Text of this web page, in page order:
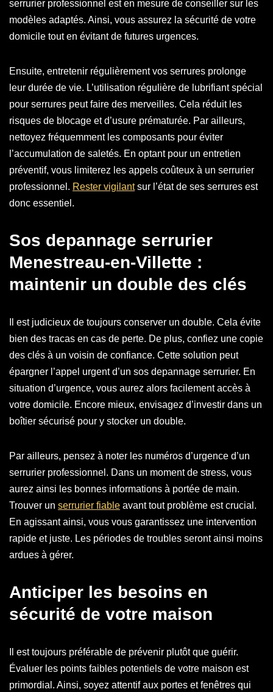
serrurier professionnel est en mesure de conseiller sur les
modèles adaptés. Ainsi, vous assurez la sécurité de votre
domicile tout en évitant de futures urgences.
Ensuite, entretenir régulièrement vos serrures prolonge
leur durée de vie. L’utilisation régulière de lubrifiant spécial
pour serrures peut faire des merveilles. Cela réduit les
risques de blocage et d’usure prématurée. Par ailleurs,
nettoyez fréquemment les composants pour éviter
l’accumulation de saletés. En optant pour un entretien
préventif, vous limiterez les appels coûteux à un serrurier
professionnel. Rester vigilantsur l’état de ses serrures est
donc essentiel.
Sos depannage serrurier
Menestreau-en-Villette :
maintenir un double des clés
Il est judicieux de toujours conserver un double. Cela évite
bien des tracas en cas de perte. De plus, confiez une copie
des clés à un voisin de confiance. Cette solution peut
épargner l’appel urgent d’un sos depannage serrurier. En
situation d’urgence, vous aurez alors facilement accès à
votre domicile. Encore mieux, envisagez d’investir dans un
boîtier sécurisé pour y stocker un double.
Par ailleurs, pensez à noter les numéros d’urgence d’un
serrurier professionnel. Dans un moment de stress, vous
aurez ainsi les bonnes informations à portée de main.
Trouver un serrurier fiable avant tout problème est crucial.
En agissant ainsi, vous vous garantissez une intervention
rapide et juste. Les périodes de troubles seront ainsi moins
ardues à gérer.
Anticiper les besoins en
sécurité de votre maison
Il est toujours préférable de prévenir plutôt que guérir.
Évaluer les points faibles potentiels de votre maison est
primordial. Ainsi, soyez attentif aux portes et fenêtres qui